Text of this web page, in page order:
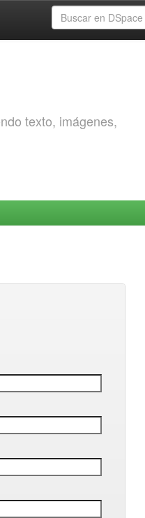
texto, imágenes,